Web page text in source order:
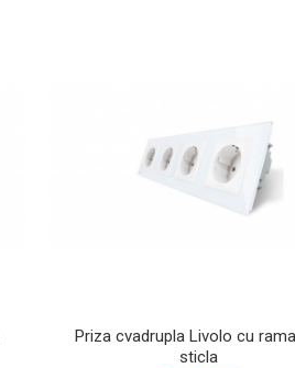
Priza cvadrupla Livolo cu
sticla